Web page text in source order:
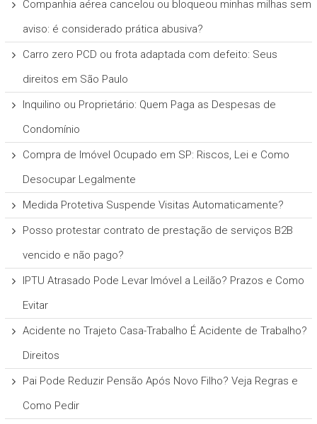
Companhia aérea cancelou ou bloqueou minhas milhas sem
aviso: é considerado prática abusiva?
Carro zero PCD ou frota adaptada com defeito: Seus
direitos em São Paulo
Inquilino ou Proprietário: Quem Paga as Despesas de
Condomínio
Compra de Imóvel Ocupado em SP: Riscos, Lei e Como
Desocupar Legalmente
Medida Protetiva Suspende Visitas Automaticamente?
Posso protestar contrato de prestação de serviços B2B
vencido e não pago?
IPTU Atrasado Pode Levar Imóvel a Leilão? Prazos e Como
Evitar
Acidente no Trajeto Casa-Trabalho É Acidente de Trabalho?
Direitos
Pai Pode Reduzir Pensão Após Novo Filho? Veja Regras e
Como Pedir